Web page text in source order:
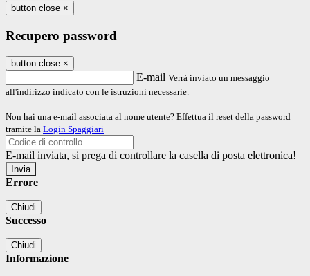
button close ×
Recupero password
button close ×
E-mail Verrà inviato un messaggio
all'indirizzo indicato con le istruzioni necessarie.
Non hai una e-mail associata al nome utente? Effettua il reset della password
tramite la Login Spaggiari
E-mail inviata, si prega di controllare la casella di posta elettronica!
Errore
Chiudi
Successo
Chiudi
Informazione